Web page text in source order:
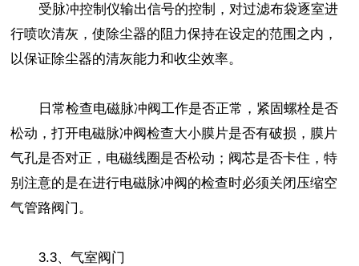
受脉冲控制仪输出信号的控制，对过滤布袋逐室进
行喷吹清灰，使除尘器的阻力保持在设定的范围之内，
以保证除尘器的清灰能力和收尘效率。
日常检查电磁脉冲阀工作是否正常，紧固螺栓是否
松动，打开电磁脉冲阀检查大小膜片是否有破损，膜片
气孔是否对正，电磁线圈是否松动；阀芯是否卡住，特
别注意的是在进行电磁脉冲阀的检查时必须关闭压缩空
气管路阀门。
3.3、气室阀门